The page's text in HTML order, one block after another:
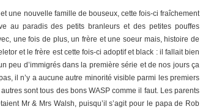
une nouvelle famille de bouseux, cette fois-ci fraîchement
au paradis des petits branleurs et des petites pouffes
une fois de plus, un frère et une soeur mais, histoire de
et le frère est cette fois-ci adoptif et black : il fallait bien
peu d’immigrés dans la première série et de nos jours ça
il n’y a aucune autre minorité visible parmi les premiers
sont tous des bons WASP comme il faut. Les parents
Mr & Mrs Walsh, puisqu’il s’agit pour le papa de Rob